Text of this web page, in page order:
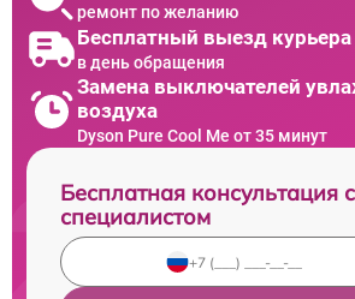
ремонт по желанию
Бесплатный выезд курьера
в день обращения
Замена выключателей
воздуха
Dyson Pure Cool Me от 35 минут
Бесплатная консультация
специалистом